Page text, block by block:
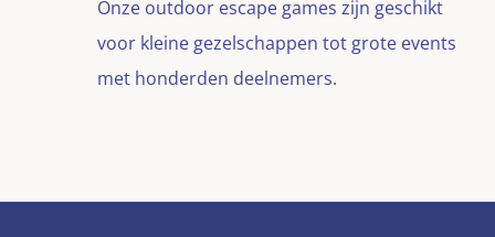
Onze outdoor escape games zijn geschikt
voor kleine gezelschappen tot grote events
met honderden deelnemers.